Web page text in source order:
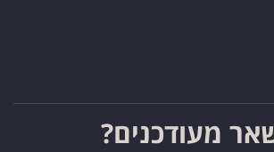
מעודכנים?